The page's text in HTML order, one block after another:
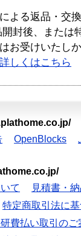
よる返品・交
開封後、または
お受けいたし
しくはこちら
OpenBlocks
て
見積書・
特定商取引法に
費払い取引のご